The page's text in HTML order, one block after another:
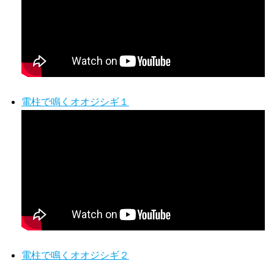
電柱で鳴くオオジシギ１
電柱で鳴くオオジシギ２